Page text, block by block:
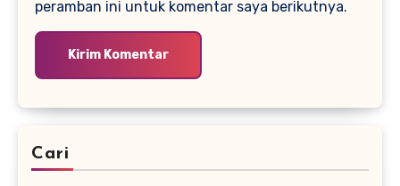
peramban ini untuk komentar saya berikutnya.
Cari